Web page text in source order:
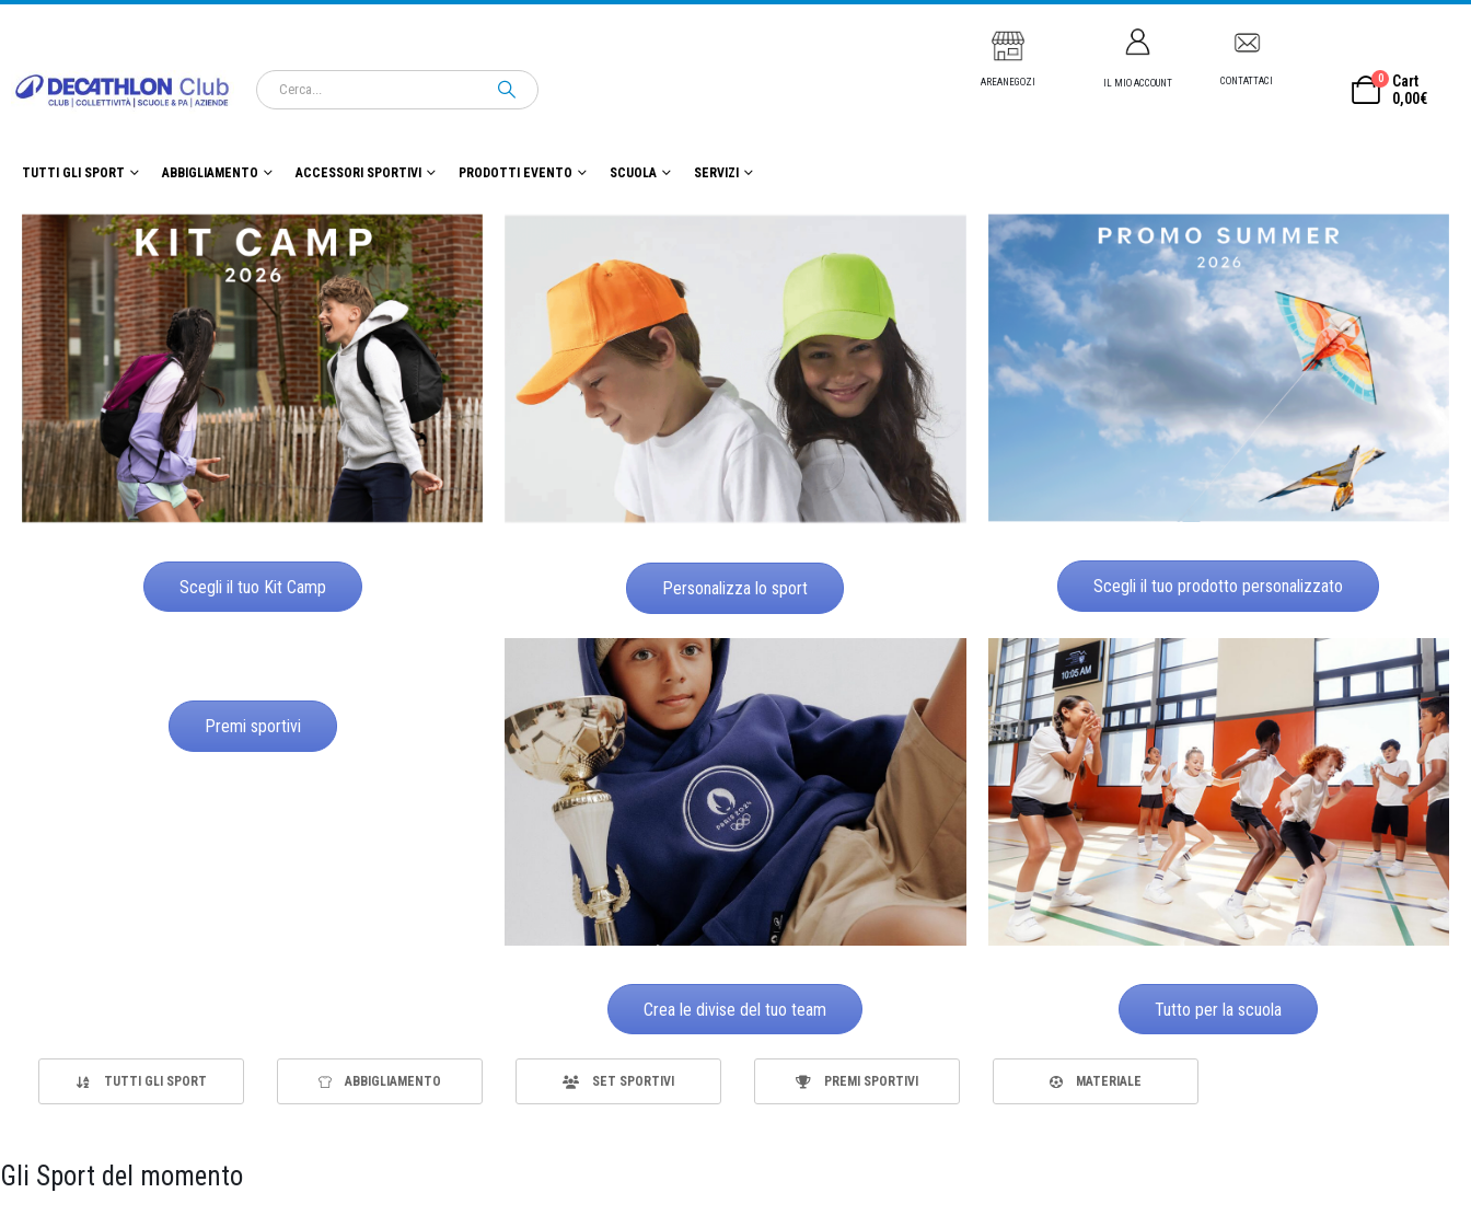
AREANEGOZI IL MIO ACCOUNT CONTATTACI 0
Cart
0,00€
TUTTI GLI SPORT ABBIGLIAMENTO ACCESSORI SPORTIVI PRODOTTI EVENTO SCUOLA SERVIZI
Scegli il tuo Kit Camp Personalizza lo sport Scegli il tuo prodotto personalizzato
Premi sportivi
Crea le divise del tuo team Tutto per la scuola
TUTTI GLI SPORT ABBIGLIAMENTO SET SPORTIVI PREMI SPORTIVI MATERIALE
Gli Sport del momento